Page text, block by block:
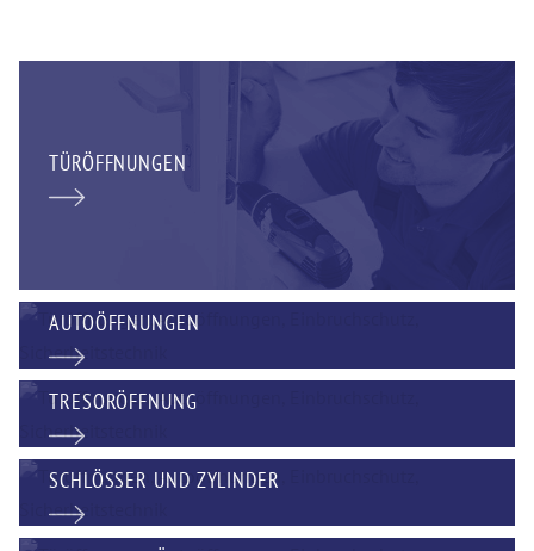
TÜRÖFFNUNGEN
AUTOÖFFNUNGEN
TRESORÖFFNUNG
SCHLÖSSER UND ZYLINDER